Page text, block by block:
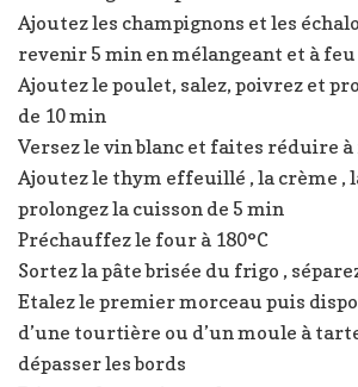
Ajoutez les champignons et les
revenir 5 min en mélangeant et à
Ajoutez le poulet, salez, poivrez et
de 10 min
Versez le vin blanc et faites réduire
Ajoutez le thym effeuillé , la crème ,
prolongez la cuisson de 5 min
Préchauffez le four à 180°C
Sortez la pâte brisée du frigo ,
Etalez le premier morceau puis
d’une tourtière ou d’un moule à
dépasser les bords